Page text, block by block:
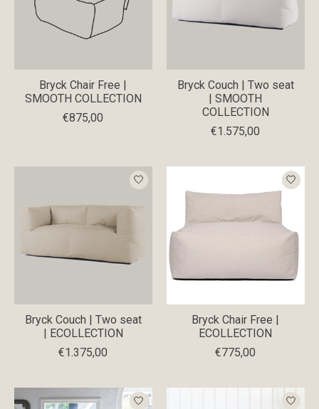
Bryck Chair Free |
SMOOTH COLLECTION
€875,00
Bryck Couch | Two seat
| SMOOTH
COLLECTION
€1.575,00
Bryck Couch | Two seat
| ECOLLECTION
€1.375,00
Bryck Chair Free |
ECOLLECTION
€775,00